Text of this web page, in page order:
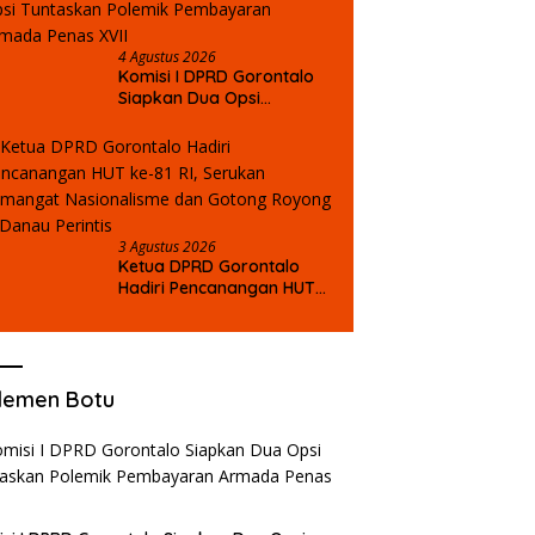
4 Agustus 2026
Komisi I DPRD Gorontalo
Siapkan Dua Opsi
Pembayaran Armada
Penas XVII
3 Agustus 2026
Ketua DPRD Gorontalo
Hadiri Pencanangan HUT
Semangat Nasionalisme
Botu